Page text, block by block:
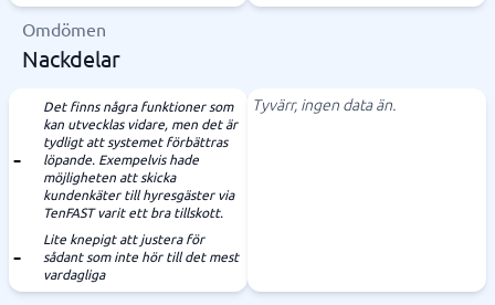
Omdömen
Nackdelar
Det finns några funktioner som
kan utvecklas vidare, men det är
tydligt att systemet förbättras
löpande. Exempelvis hade
möjligheten att skicka
kundenkäter till hyresgäster via
TenFAST varit ett bra tillskott.
Lite knepigt att justera för
sådant som inte hör till det mest
vardagliga
Tyvärr, ingen data än.